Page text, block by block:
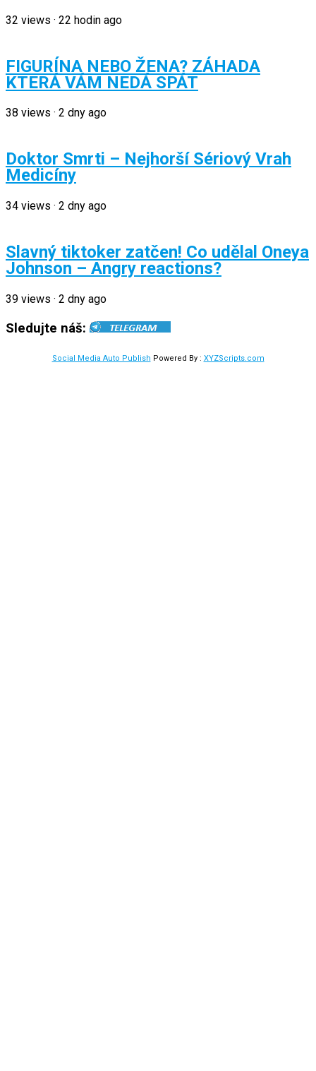
32 views · 22 hodin ago
FIGURÍNA NEBO ŽENA? ZÁHADA
KTERÁ VÁM NEDÁ SPÁT
38 views · 2 dny ago
Doktor Smrti – Nejhorší Sériový Vrah
Medicíny
34 views · 2 dny ago
Slavný tiktoker zatčen! Co udělal Oneya
Johnson – Angry reactions?
39 views · 2 dny ago
Sledujte náš:
Social Media Auto Publish Powered By : XYZScripts.com